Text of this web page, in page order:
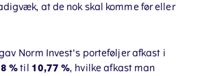
at de nok skal komme før eller
Norm Invest's porteføljer afkast i
%til 10,77 %, hvilke afkast man